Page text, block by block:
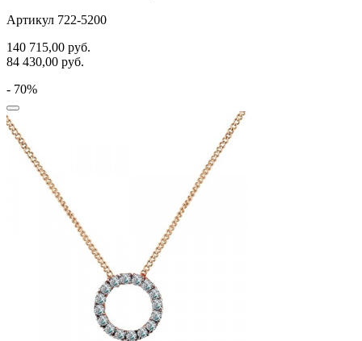
Артикул 722-5200
140 715,00 руб.
84 430,00 руб.
- 70%